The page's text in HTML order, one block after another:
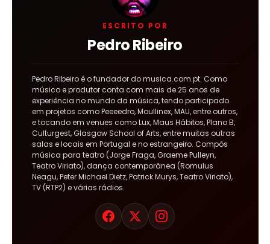
ESCRITO POR
Pedro Ribeiro
Pedro Ribeiro é o fundador do musica.com.pt. Como
músico e produtor conta com mais de 25 anos de
experiência no mundo da música, tendo participado
em projetos como Peeeedro, Moullinex, MAU, entre outros,
e tocando em venues como Lux, Maus Hábitos, Plano B,
Culturgest, Glasgow School of Arts, entre muitas outras
salas e locais em Portugal e no estrangeiro. Compôs
música para teatro (Jorge Fraga, Graeme Pulleyn,
Teatro Viriato), dança contemporânea (Romulus
Neagu, Peter Michael Dietz, Patrick Murys, Teatro Viriato),
TV (RTP2) e várias rádios.